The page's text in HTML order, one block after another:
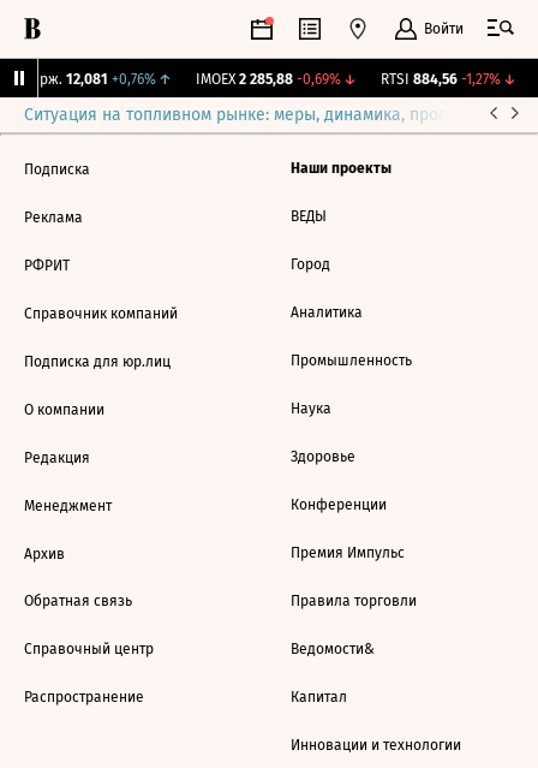
Войти
Бирж. 12,081 +0,76%↑ IMOEX 2 285,88 -0,69%↓ RTSI 884,56 -1,27%↓
Ситуация на топливном рынке: меры, динамика, прогнозы
Подписка
Реклама
РФРИТ
Справочник компаний
Подписка для юр.лиц
О компании
Редакция
Менеджмент
Архив
Обратная связь
Справочный центр
Распространение
Наши проекты
ВЕДЫ
Город
Аналитика
Промышленность
Наука
Здоровье
Конференции
Премия Импульс
Правила торговли
Ведомости&
Капитал
Инновации и технологии